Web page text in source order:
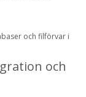
och filförvar i
och